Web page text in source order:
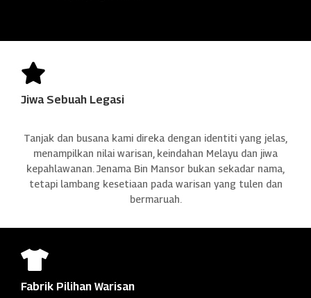

Jiwa Sebuah Legasi
Tanjak dan busana kami direka dengan identiti yang jelas,
menampilkan nilai warisan, keindahan Melayu dan jiwa
kepahlawanan. Jenama Bin Mansor bukan sekadar nama,
tetapi lambang kesetiaan pada warisan yang tulen dan
bermaruah.

Fabrik Pilihan Warisan